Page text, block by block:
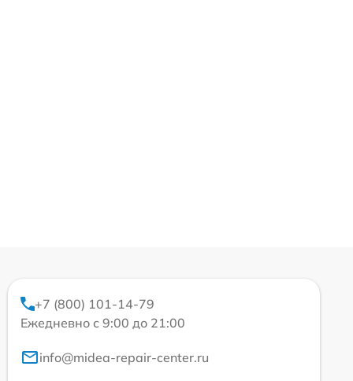
+7 (800) 101-14-79
Ежедневно с 9:00 до 21:00
info@midea-repair-center.ru